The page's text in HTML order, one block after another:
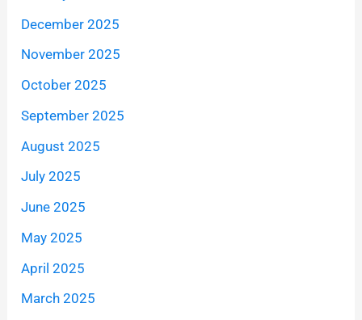
December 2025
November 2025
October 2025
September 2025
August 2025
July 2025
June 2025
May 2025
April 2025
March 2025